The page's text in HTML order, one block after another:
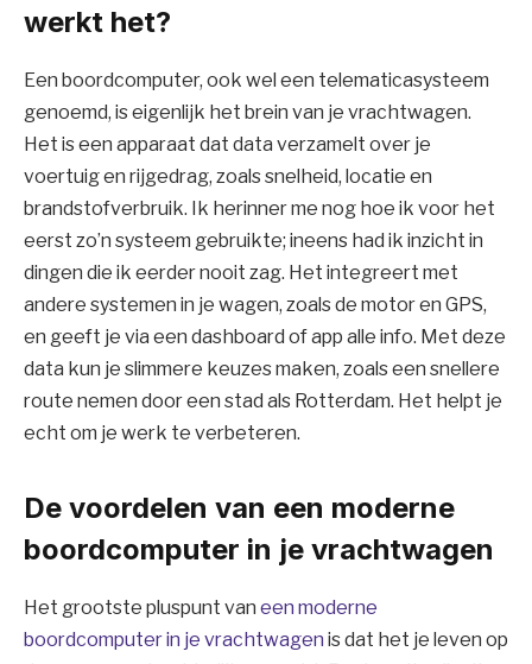
werkt het?
Een boordcomputer, ook wel een telematicasysteem
genoemd, is eigenlijk het brein van je vrachtwagen.
Het is een apparaat dat data verzamelt over je
voertuig en rijgedrag, zoals snelheid, locatie en
brandstofverbruik. Ik herinner me nog hoe ik voor het
eerst zo’n systeem gebruikte; ineens had ik inzicht in
dingen die ik eerder nooit zag. Het integreert met
andere systemen in je wagen, zoals de motor en GPS,
en geeft je via een dashboard of app alle info. Met deze
data kun je slimmere keuzes maken, zoals een snellere
route nemen door een stad als Rotterdam. Het helpt je
echt om je werk te verbeteren.
De voordelen van een moderne
boordcomputer in je vrachtwagen
Het grootste pluspunt van een moderne
boordcomputer in je vrachtwagen is dat het je leven op